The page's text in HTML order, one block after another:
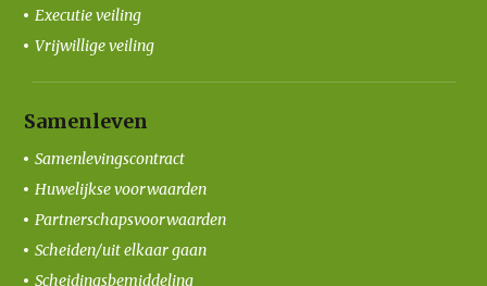
Executie veiling
Vrijwillige veiling
Samenleven
Samenlevingscontract
Huwelijkse voorwaarden
Partnerschapsvoorwaarden
Scheiden/uit elkaar gaan
Scheidingsbemiddeling